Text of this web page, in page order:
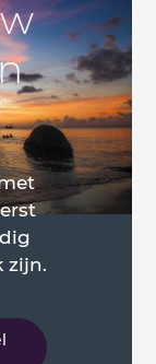
zijn.